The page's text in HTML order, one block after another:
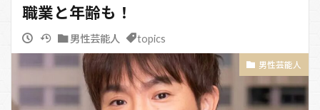
職業と年齢も！
男性芸能人 topics
男性芸能人